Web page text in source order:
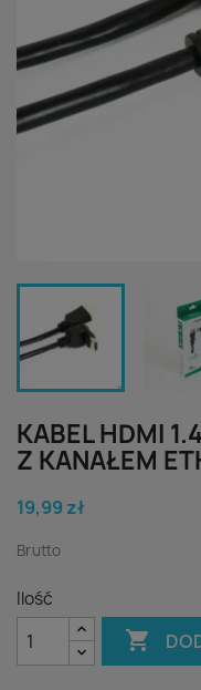
KABEL HDMI
Z KANAŁEM
19,99 zł
Brutto
Ilość
